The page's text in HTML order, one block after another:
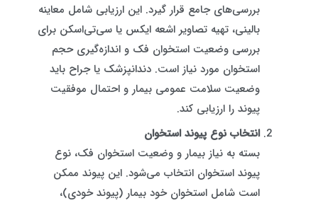
بررسی‌های جامع قرار گیرد. این ارزیابی شامل معاینه
بالینی، تهیه تصاویر اشعه ایکس یا سی‌تی‌اسکن برای
بررسی وضعیت استخوان فک و اندازه‌گیری حجم
استخوان مورد نیاز است. دندانپزشک یا جراح باید
وضعیت سلامت عمومی بیمار و احتمال موفقیت
پیوند را ارزیابی کند.
انتخاب نوع پیوند استخوان
بسته به نیاز بیمار و وضعیت استخوان فک، نوع
پیوند استخوان انتخاب می‌شود. این پیوند ممکن
است شامل استخوان خود بیمار (پیوند خودی)،